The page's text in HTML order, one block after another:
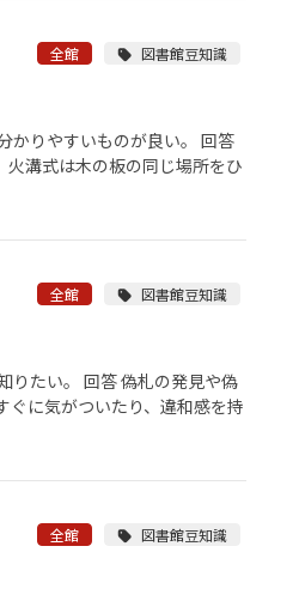
全館 図書館豆知識
かりやすいものが良い。 回答
溝式は木の板の同じ場所をひ
全館 図書館豆知識
りたい。 回答 偽札の発見や偽
ぐに気がついたり、違和感を持
全館 図書館豆知識